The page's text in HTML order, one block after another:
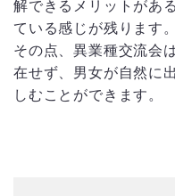
解できるメリットがあ
ている感じが残ります。
その点、異業種交流会
在せず、男女が自然に
しむことができます。